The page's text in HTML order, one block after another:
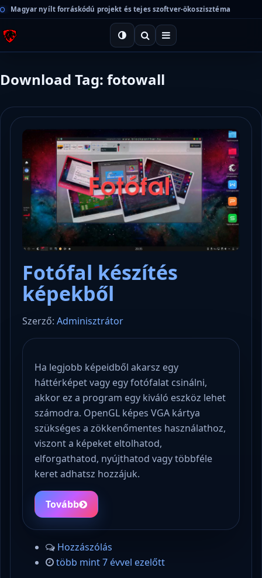
Magyar nyílt forráskódú projekt és tejes szoftver-ökoszisztéma
Download Tag: fotowall
Fotófal készítés
képekből
Szerző: Adminisztrátor
Ha legjobb képeidből akarsz egy
háttérképet vagy egy fotófalat csinálni,
akkor ez a program egy kiváló eszköz lehet
számodra. OpenGL képes VGA kártya
szükséges a zökkenőmentes használathoz,
viszont a képeket eltolhatod,
elforgathatod, nyújthatod vagy többféle
keret adhatsz hozzájuk.
Tovább
Hozzászólás
több mint 7 évvel ezelőtt